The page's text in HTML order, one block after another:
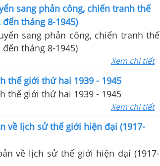
sang phản công, chiến tranh thế
tháng 8-1945)
sang phản công, chiến tranh thế
tháng 8-1945)
Xem chi tiết
thế giới thứ hai 1939 - 1945
thế giới thứ hai 1939 - 1945
Xem chi tiết
về lịch sử thế giới hiện đại (1917-
về lịch sử thế giới hiện đại (1917-